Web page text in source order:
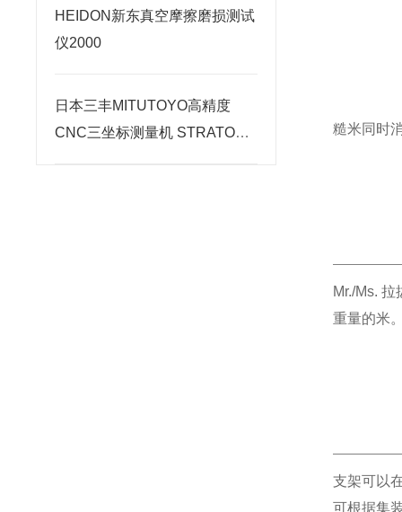
HEIDON新东真空摩擦磨损测试
仪2000
日本三丰MITUTOYO高精度
CNC三坐标测量机 STRATO系
糙米同时
Mr./Ms.
重量的米
支架可以
可根据集